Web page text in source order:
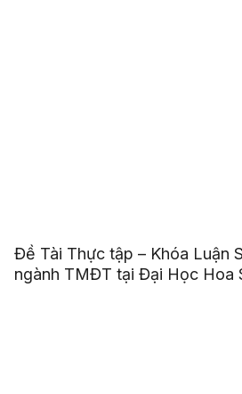
Đề Tài Thực tập – Khóa Luận
ngành TMĐT tại Đại Học Hoa